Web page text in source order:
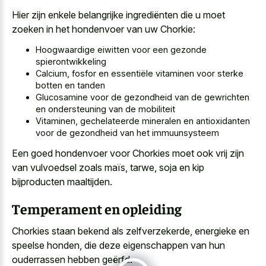
Hier zijn enkele belangrijke ingrediënten die u moet
zoeken in het hondenvoer van uw Chorkie:
Hoogwaardige eiwitten voor een gezonde
spierontwikkeling
Calcium, fosfor en essentiële vitaminen voor sterke
botten en tanden
Glucosamine voor de gezondheid van de gewrichten
en ondersteuning van de mobiliteit
Vitaminen, gechelateerde mineralen en antioxidanten
voor de gezondheid van het immuunsysteem
Een goed hondenvoer voor Chorkies moet ook vrij zijn
van vulvoedsel zoals maïs, tarwe, soja en kip
bijproducten maaltijden.
Temperament en opleiding
Chorkies staan bekend als zelfverzekerde, energieke en
speelse honden, die deze eigenschappen van hun
ouderrassen hebben geërfd.